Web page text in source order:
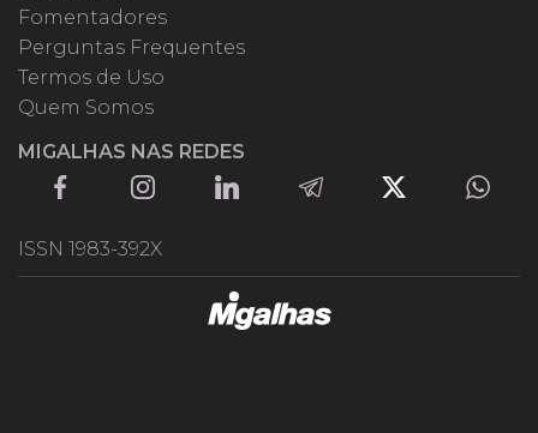
Fomentadores
Perguntas Frequentes
Termos de Uso
Quem Somos
MIGALHAS NAS REDES
ISSN 1983-392X